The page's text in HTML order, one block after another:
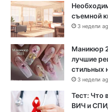
съемной
3 недели
Маникюр
лучшие
стильных
3 недели
Тест: Что
ВИЧ и